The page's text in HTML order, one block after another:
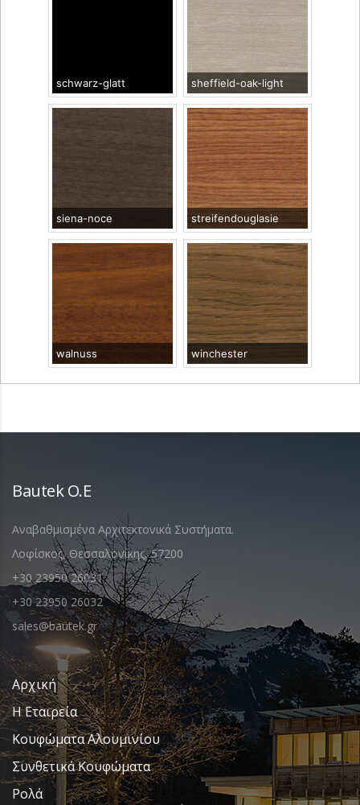
schwarz-glatt sheffield-oak-light
siena-noce streifendouglasie
walnuss winchester
Bautek O.E
Αναβαθμισμένα Αρχιτεκτονικά Συστήματα.
Λοφίσκος, Θεσσαλονίκης, 57200
+30 23950 26031
+30 23950 26032
sales@bautek.gr
Αρχική
Η Εταιρεία
Κουφώματα Αλουμινίου
Συνθετικά Κουφώματα
Ρολά